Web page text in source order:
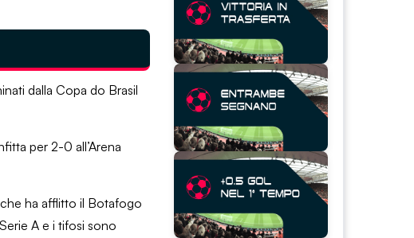
dalla Copa do Brasil
per 2-0 all’Arena
ha afflitto il Botafogo
A e i tifosi sono